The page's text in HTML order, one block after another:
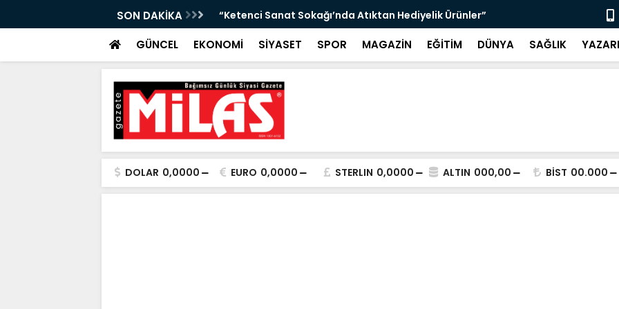
SON DAKİKA
Atıktan Hediyelik Ürünler” “Yaya Güvenliği İçin Zabıta Denetimleri Devam Ediyor” "Bir
GÜNCEL EKONOMİ SİYASET SPOR MAGAZİN EĞİTİM DÜNYA SAĞLIK
DOLAR 0,0000 EURO 0,0000 STERLIN 0,0000 ALTIN 000,00 BİST 00.000